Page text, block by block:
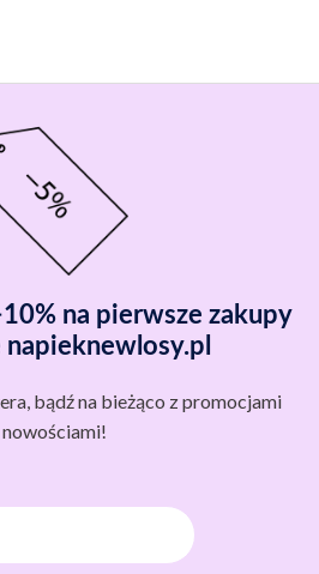
na pierwsze zakupy
bądź na bieżąco z promocjami
nowościami!